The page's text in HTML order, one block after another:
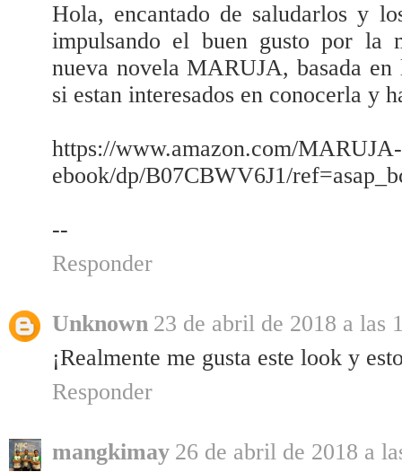
Hola, encantado de saludarlos y
impulsando el buen gusto por la
nueva novela MARUJA, basada
si estan interesados en conocerla y
https://www.amazon.com/
ebook/dp/B07CBWV6J1/
--
Responder
Unknown 23 de abril de 2018 a las
¡Realmente me gusta este look y
Responder
mangkimay 26 de abril de 2018 a